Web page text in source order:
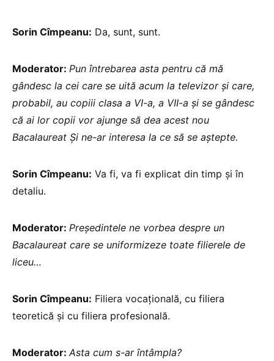
Sorin Cîmpeanu: Da, sunt, sunt.
Moderator: Pun întrebarea asta pentru că mă
gândesc la cei care se uită acum la televizor și care,
probabil, au copiii clasa a VI-a, a VII-a și se gândesc
că ai lor copii vor ajunge să dea acest nou
Bacalaureat Și ne-ar interesa la ce să se aștepte.
Sorin Cîmpeanu: Va fi, va fi explicat din timp și în
detaliu.
Moderator: Președintele ne vorbea despre un
Bacalaureat care se uniformizeze toate filierele de
liceu…
Sorin Cîmpeanu: Filiera vocațională, cu filiera
teoretică și cu filiera profesională.
Moderator: Asta cum s-ar întâmpla?